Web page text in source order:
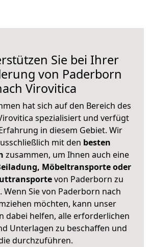
Sie bei Ihrer
von Paderborn
Virovitica
hat sich auf den Bereich des
spezialisiert und verfügt
in diesem Gebiet. Wir
mit den besten
zusammen, um Ihnen auch eine
Möbeltransporte oder
von Paderborn zu
Sie von Paderborn nach
möchten, kann unser
dabei helfen, alle erforderlichen
Unterlagen zu beschaffen und
durchzuführen.